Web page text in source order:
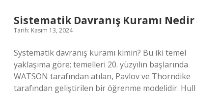
Günün
Ayrıntısı
Yazılar
Sistematik Davranış Kuramı Nedir
Tarih: Kasım 13, 2024
Systematik davranış kuramı kimin? Bu iki temel
yaklaşıma göre; temelleri 20. yüzyılın başlarında
WATSON tarafından atılan, Pavlov ve Thorndike
tarafından geliştirilen bir öğrenme modelidir. Hull